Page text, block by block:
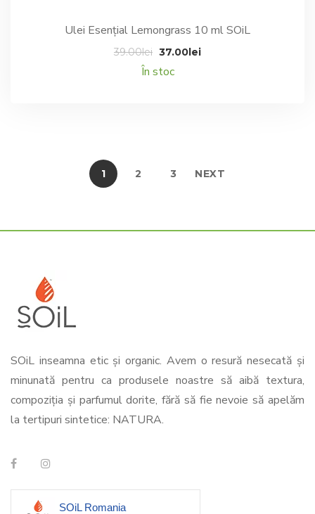
Ulei Esențial Lemongrass 10 ml SOiL
39.00lei Prețul
inițial
37.00leiPrețul
În stoc
1 2 3 NEXT
SOiL inseamna etic și organic. Avem o resură nesecată și
minunată pentru ca produsele noastre să aibă textura,
compoziția și parfumul dorite, fără să fie nevoie să apelăm
la tertipuri sintetice: NATURA.
SOiL Romania